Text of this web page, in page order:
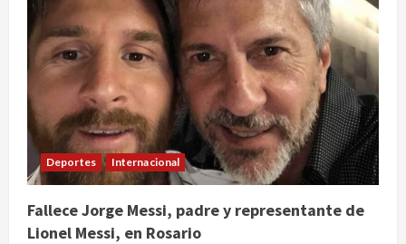
Deportes Internacional
Fallece Jorge Messi, padre y representante de
Lionel Messi, en Rosario
2
Deportes Internacional
Fallece Jorge Messi, padre y
representante de Lionel Messi, en
Rosario
agosto 8, 2026
3
Nacional
Alejandro Moreno critica la
mañanera como herramienta de
control y señala incongruencia en
regulación del derecho de réplica
agosto 8, 2026